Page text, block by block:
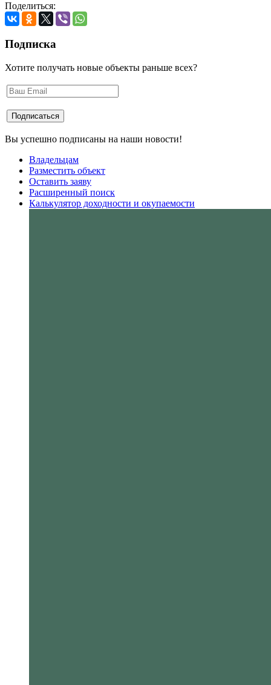
Поделиться:
Подписка
Хотите получать новые объекты раньше всех?
Вы успешно подписаны на наши новости!
Владельцам
Разместить объект
Оставить заяву
Расширенный поиск
Калькулятор доходности и окупаемости